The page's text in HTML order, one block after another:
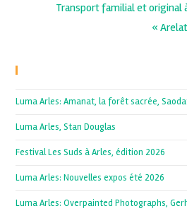
Transport familial et original
«
Luma Arles: Amanat, la forêt sacrée,
Luma Arles, Stan Douglas
Festival Les Suds à Arles, édition 2026
Luma Arles: Nouvelles expos été 2026
Luma Arles: Overpainted Photographs,